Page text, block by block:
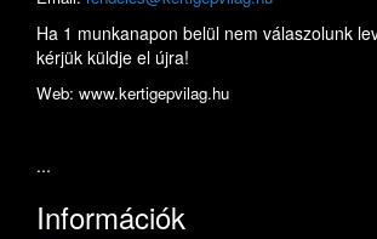
Ha 1 munkanapon belül nem válaszolunk
kérjük küldje el újra!
Web: www.kertigepvilag.hu
...
Információk